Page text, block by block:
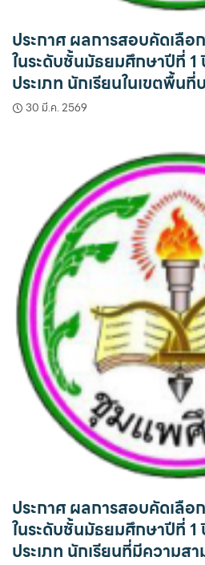
ประกาศ ผลการสอบคัดเลือ
ในระดับชั้นมัธยมศึกษาปีที่
ประเภท นักเรียนในเขตพื้นที่
30 มี.ค. 2569
ประกาศ ผลการสอบคัดเลือ
ในระดับชั้นมัธยมศึกษาปีที่
ประเภท นักเรียนที่มีความส